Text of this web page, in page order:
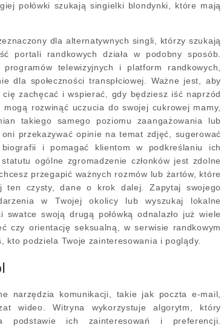
połówki szukają singielki blondynki, które mają
dla alternatywnych singli, którzy szukają
portali randkowych działa w podobny sposób.
telewizyjnych i platform randkowych,
dla społeczności transpłciowej. Ważne jest, aby
zachęcać i wspierać, gdy będziesz iść naprzód
rozwinąć uczucia do swojej cukrowej mamy,
takiego samego poziomu zaangażowania lub
przekazywać opinie na temat zdjęć, sugerować
i pomagać klientom w podkreślaniu ich
ogólne zgromadzenie członków jest zdolne
przegapić ważnych rozmów lub żartów, które
ten czysty, dane o krok dalej. Zapytaj swojego
w Twojej okolicy lub wyszukaj lokalne
swoją drugą połówką odnalazło już wiele
czy orientację seksualną, w serwisie randkowym
kto podziela Twoje zainteresowania i poglądy.
narzędzia komunikacji, takie jak poczta e-mail,
wideo. Witryna wykorzystuje algorytm, który
podstawie ich zainteresowań i preferencji.